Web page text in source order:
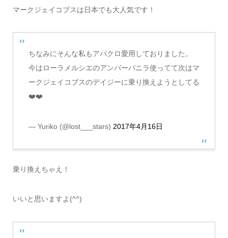
マークジェイコブスは日本でも大人気です！
ちなみにそんな私もアバクロ愛用しておりました。
今はローラメルシエのアンバーバニラ使ってて次はマ
ークジェイコブスのデイジーに乗り換えようとしてる
❤️❤️
— Yuriko (@lost___stars) 2017年4月16日
乗り換えちゃえ！
いいと思いますよ(^^)